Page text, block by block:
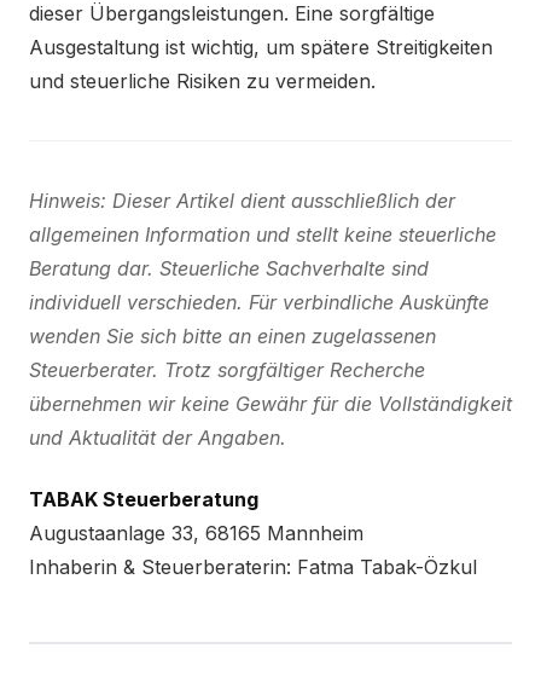
dieser Übergangsleistungen. Eine sorgfältige
Ausgestaltung ist wichtig, um spätere Streitigkeiten
und steuerliche Risiken zu vermeiden.
Hinweis: Dieser Artikel dient ausschließlich der
allgemeinen Information und stellt keine steuerliche
Beratung dar. Steuerliche Sachverhalte sind
individuell verschieden. Für verbindliche Auskünfte
wenden Sie sich bitte an einen zugelassenen
Steuerberater. Trotz sorgfältiger Recherche
übernehmen wir keine Gewähr für die Vollständigkeit
und Aktualität der Angaben.
TABAK Steuerberatung
Augustaanlage 33, 68165 Mannheim
Inhaberin & Steuerberaterin: Fatma Tabak-Özkul